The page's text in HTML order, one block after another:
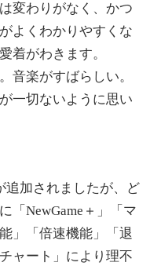
変わりがなく、かつ
よくわかりやすくな
着がわきます。
音楽がすばらしい。
一切ないように思い
追加されましたが、ど
「NewGame＋」「マ
」「倍速機能」「退
ャート」により理不